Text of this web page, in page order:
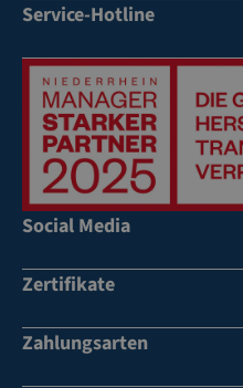
Service-Hotline
Social Media
Zertifikate
Zahlungsarten